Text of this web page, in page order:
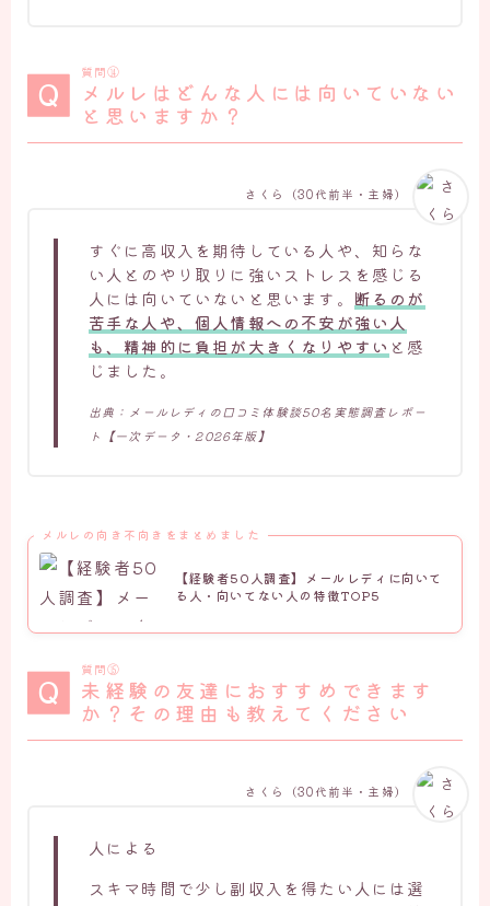
質問⑭
メルレはどんな人には向いていない
と思いますか？
すぐに高収入を期待している人や、知らな
い人とのやり取りに強いストレスを感じる
人には向いていないと思います。 断るのが
苦手な人や、個人情報への不安が強い人
も、精神的に負担が大きくなりやすい と感
じました。
出典：メールレディの口コミ体験談50名実態調査レポー
ト【一次データ・2026年版】
さくら（30代前半・主婦）
メルレの向き不向きをまとめました
【経験者50人調査】メールレディに向いて
る人・向いてない人の特徴TOP5
質問⑮
未経験の友達におすすめできます
か？その理由も教えてください
人による
スキマ時間で少し副収入を得たい人には選
さくら（30代前半・主婦）